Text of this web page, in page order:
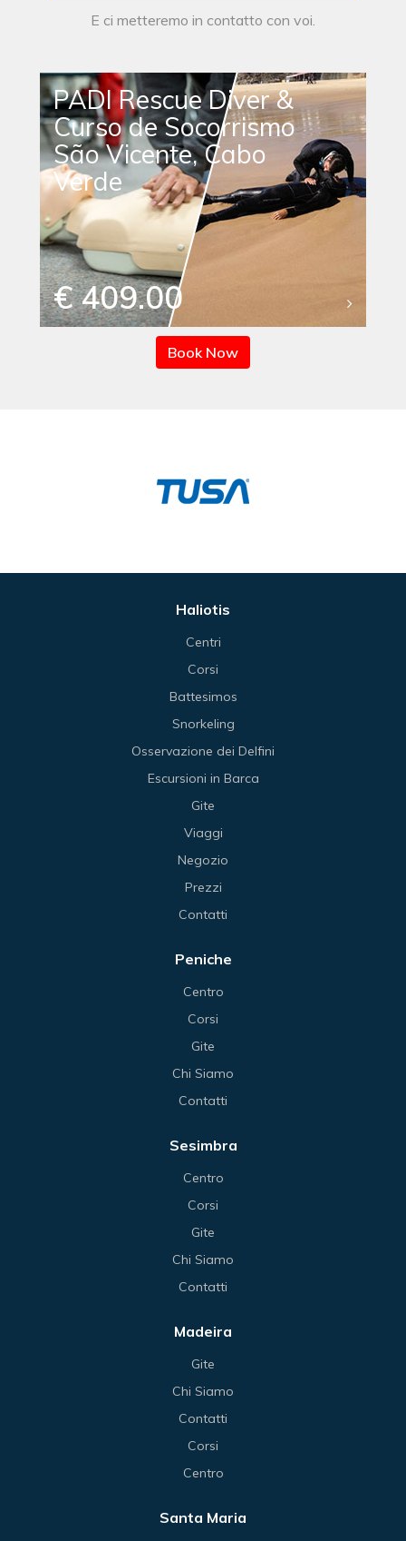
E ci metteremo in contatto con voi.
PADI Rescue Diver &
Curso de Socorrismo
São Vicente, Cabo
Verde
€ 409.00
Book Now
Haliotis
Centri
Corsi
Battesimos
Snorkeling
Osservazione dei Delfini
Escursioni in Barca
Gite
Viaggi
Negozio
Prezzi
Contatti
Peniche
Centro
Corsi
Gite
Chi Siamo
Contatti
Sesimbra
Centro
Corsi
Gite
Chi Siamo
Contatti
Madeira
Gite
Chi Siamo
Contatti
Corsi
Centro
Santa Maria